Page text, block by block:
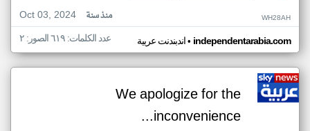
Oct 03, 2024
منذ سنة WH28AH
اندبندنت عربية• independentarabia.com عدد الكلمات: ٦١٩ الصور: ٢
We apologize for the
inconvenience...